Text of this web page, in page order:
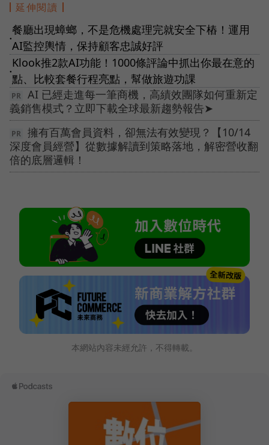
延伸閱讀
●
餐廳出現蟑螂，不是危機處理完就安全下樁！運用
AI監控輿情，保持顧客忠誠好評
●
Klook推2款AI功能！1000條評論中抓出你最在意的
點、比較套餐行程亮點，幫做旅遊功課
AI 已經走進每一筆商機，高績效團隊如何重新定
義銷售模式？立即下載全球最新趨勢報告➤
擁有百萬會員資料，卻無法有效變現？【10/14
深度會員經營】從數據解讀到策略落地，解密營收翻
倍的底層邏輯！
本網站內容未經允許，不得轉載。